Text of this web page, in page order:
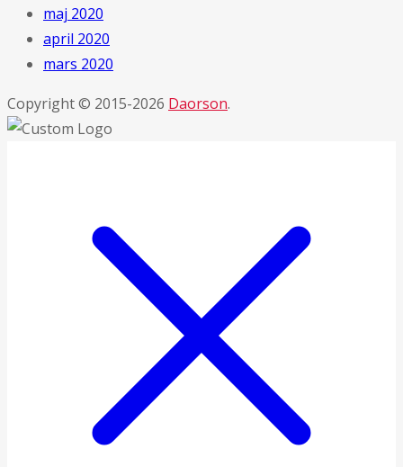
maj 2020
april 2020
mars 2020
Copyright © 2015-2026 Daorson.